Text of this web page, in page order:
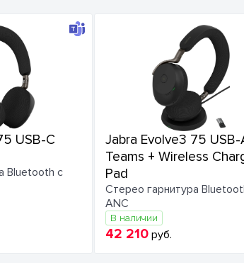
USB-C
Bluetooth с
Jabra Evolve3 75 USB-
Teams + Wireless
Pad
Стерео гарнитура
ANC
В наличии
42 210 руб.